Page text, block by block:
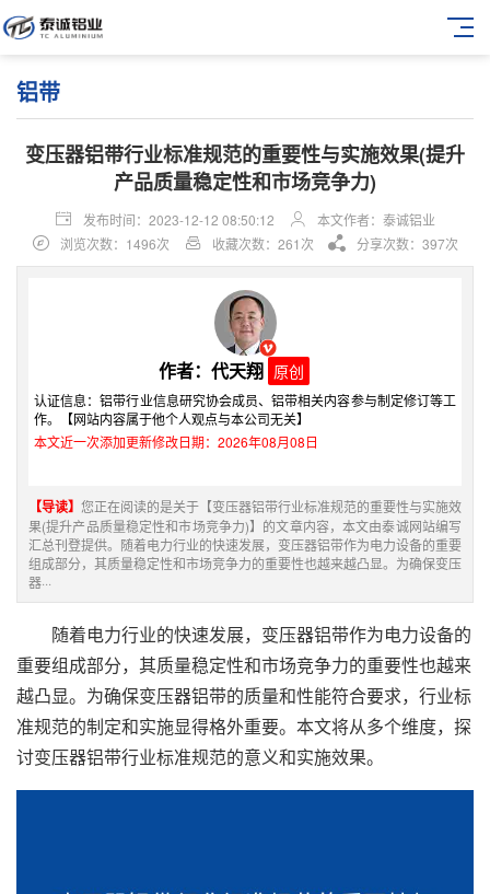
铝带
变压器铝带行业标准规范的重要性与实施效果(提升
产品质量稳定性和市场竞争力)
发布时间：2023-12-12 08:50:12
本文作者：泰诚铝业
浏览次数：1496次
收藏次数：261次 分享次数：397次
作者：代天翔 原创
认证信息：铝带行业信息研究协会成员、铝带相关内容参与制定修订等工
作。【网站内容属于他个人观点与本公司无关】
本文近一次添加更新修改日期：2026年08月08日
【导读】 您正在阅读的是关于【变压器铝带行业标准规范的重要性与实施效
果(提升产品质量稳定性和市场竞争力)】的文章内容，本文由泰诚网站编写
汇总刊登提供。随着电力行业的快速发展，变压器铝带作为电力设备的重要
组成部分，其质量稳定性和市场竞争力的重要性也越来越凸显。为确保变压
器···
随着电力行业的快速发展，变压器铝带作为电力设备的
重要组成部分，其质量稳定性和市场竞争力的重要性也越来
越凸显。为确保变压器铝带的质量和性能符合要求，行业标
准规范的制定和实施显得格外重要。本文将从多个维度，探
讨变压器铝带行业标准规范的意义和实施效果。